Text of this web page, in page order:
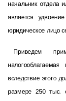
начальник отдела
является
юридическое лицо
Приведем
вследствие этого
размере 250 тыс.